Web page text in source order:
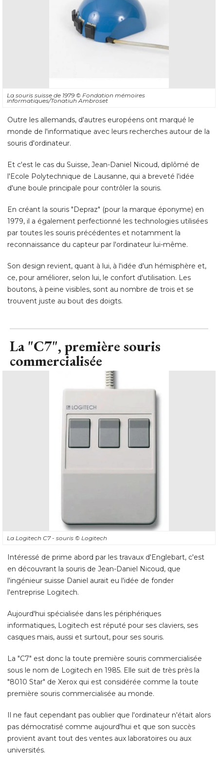
La souris suisse de 1979 © Fondation mémoires
informatiques/Tonatiuh Ambroset
Outre les allemands, d'autres européens ont marqué le
monde de l'informatique avec leurs recherches autour de la
souris d'ordinateur.
Et c'est le cas du Suisse, Jean-Daniel Nicoud, diplômé de
l'Ecole Polytechnique de Lausanne, qui a breveté l'idée
d'une boule principale pour contrôler la souris.
En créant la souris "Depraz" (pour la marque éponyme) en
1979, il a également perfectionné les technologies utilisées
par toutes les souris précédentes et notamment la
reconnaissance du capteur par l'ordinateur lui-même.
Son design revient, quant à lui, à l'idée d'un hémisphère et,
ce, pour améliorer, selon lui, le confort d'utilisation. Les
boutons, à peine visibles, sont au nombre de trois et se
trouvent juste au bout des doigts.
La "C7", première souris
commercialisée
La Logitech C7 - souris © Logitech
Intéressé de prime abord par les travaux d'Englebart, c'est
en découvrant la souris de Jean-Daniel Nicoud, que
l'ingénieur suisse Daniel aurait eu l'idée de fonder
l'entreprise Logitech.
Aujourd'hui spécialisée dans les périphériques
informatiques, Logitech est réputé pour ses claviers, ses
casques mais, aussi et surtout, pour ses souris.
La "C7" est donc la toute première souris commercialisée
sous le nom de Logitech en 1985. Elle suit de très près la
"8010 Star" de Xerox qui est considérée comme la toute
première souris commercialisée au monde.
Il ne faut cependant pas oublier que l'ordinateur n'était alors
pas démocratisé comme aujourd'hui et que son succès
provient avant tout des ventes aux laboratoires ou aux
universités.